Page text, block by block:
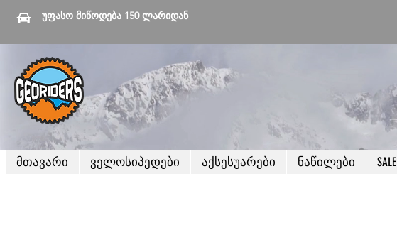
უფასო მიწოდება 150 ლარიდან
მთავარი ველოსიპედები აქსესუარები ნაწილები SALE